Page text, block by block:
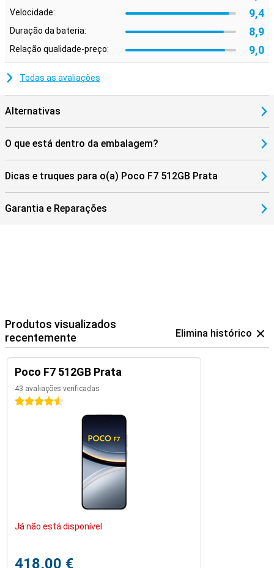
Velocidade: 9,4
Duração da bateria: 8,9
Relação qualidade-preço: 9,0
Todas as avaliações
Alternativas
O que está dentro da embalagem?
Dicas e truques para o(a) Poco F7 512GB Prata
Garantia e Reparações
Produtos visualizados
recentemente
Elimina histórico
Poco F7 512GB Prata
43 avaliações verificadas
4.5 estrelas
Já não está disponível
418,00 €